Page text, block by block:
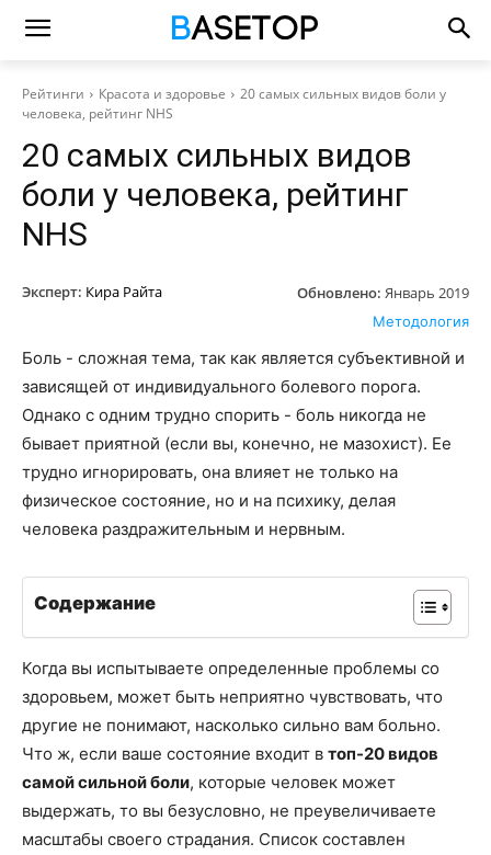
Рейтинги Красота и здоровье
20 самых сильных видов боли у
человека, рейтинг NHS
20 самых сильных видов
боли у человека, рейтинг
NHS
Эксперт: Кира Райта Обновлено: Январь 2019
Методология
Боль - сложная тема, так как является субъективной и
зависящей от индивидуального болевого порога.
Однако с одним трудно спорить - боль никогда не
бывает приятной (если вы, конечно, не мазохист). Ее
трудно игнорировать, она влияет не только на
физическое состояние, но и на психику, делая
человека раздражительным и нервным.
Содержание
Когда вы испытываете определенные проблемы со
здоровьем, может быть неприятно чувствовать, что
другие не понимают, насколько сильно вам больно.
Что ж, если ваше состояние входит в топ-20 видов
самой сильной боли, которые человек может
выдержать, то вы безусловно, не преувеличиваете
масштабы своего страдания. Список составлен